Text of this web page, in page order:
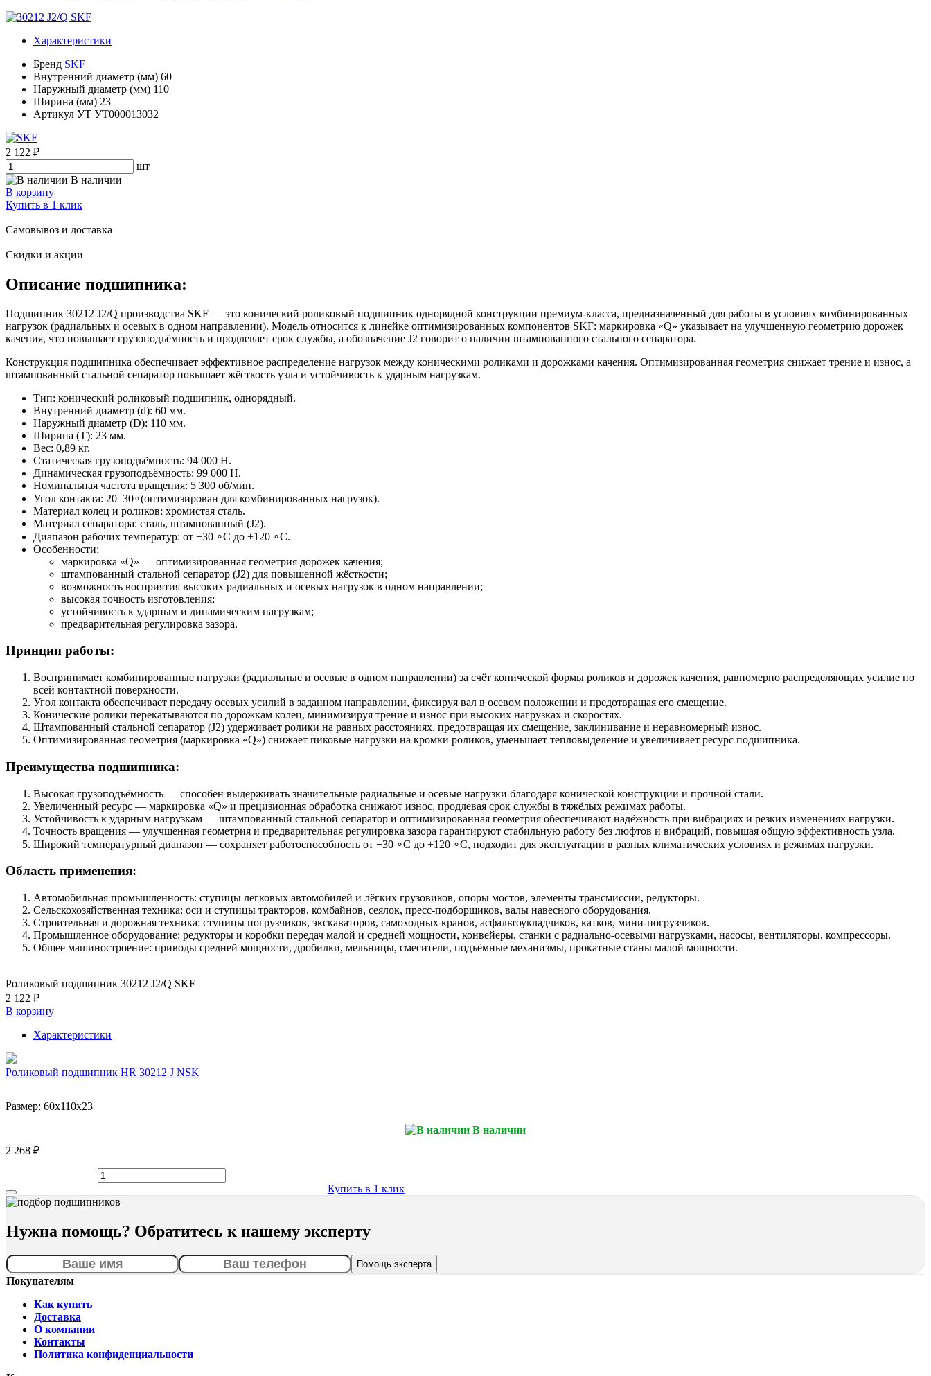
Характеристики
Бренд SKF
Внутренний диаметр (мм) 60
Наружный диаметр (мм) 110
Ширина (мм) 23
Артикул УТ УТ000013032
2 122 ₽
шт
В наличии
В корзину
Купить в 1 клик
Самовывоз и доставка
Скидки и акции
Описание подшипника:
Подшипник 30212 J2/Q производства SKF — это конический роликовый подшипник однорядной конструкции премиум‑класса, предназначенный для работы в условиях комбинированных
нагрузок (радиальных и осевых в одном направлении). Модель относится к линейке оптимизированных компонентов SKF: маркировка «Q» указывает на улучшенную геометрию дорожек
качения, что повышает грузоподъёмность и продлевает срок службы, а обозначение J2 говорит о наличии штампованного стального сепаратора.
Конструкция подшипника обеспечивает эффективное распределение нагрузок между коническими роликами и дорожками качения. Оптимизированная геометрия снижает трение и износ, а
штампованный стальной сепаратор повышает жёсткость узла и устойчивость к ударным нагрузкам.
Тип: конический роликовый подшипник, однорядный.
Внутренний диаметр (d): 60 мм.
Наружный диаметр (D): 110 мм.
Ширина (T): 23 мм.
Вес: 0,89 кг.
Статическая грузоподъёмность: 94 000 Н.
Динамическая грузоподъёмность: 99 000 Н.
Номинальная частота вращения: 5 300 об/мин.
Угол контакта: 20–30∘(оптимизирован для комбинированных нагрузок).
Материал колец и роликов: хромистая сталь.
Материал сепаратора: сталь, штампованный (J2).
Диапазон рабочих температур: от −30 ∘C до +120 ∘C.
Особенности:
маркировка «Q» — оптимизированная геометрия дорожек качения;
штампованный стальной сепаратор (J2) для повышенной жёсткости;
возможность восприятия высоких радиальных и осевых нагрузок в одном направлении;
высокая точность изготовления;
устойчивость к ударным и динамическим нагрузкам;
предварительная регулировка зазора.
Принцип работы:
Воспринимает комбинированные нагрузки (радиальные и осевые в одном направлении) за счёт конической формы роликов и дорожек качения, равномерно распределяющих усилие по
всей контактной поверхности.
Угол контакта обеспечивает передачу осевых усилий в заданном направлении, фиксируя вал в осевом положении и предотвращая его смещение.
Конические ролики перекатываются по дорожкам колец, минимизируя трение и износ при высоких нагрузках и скоростях.
Штампованный стальной сепаратор (J2) удерживает ролики на равных расстояниях, предотвращая их смещение, заклинивание и неравномерный износ.
Оптимизированная геометрия (маркировка «Q») снижает пиковые нагрузки на кромки роликов, уменьшает тепловыделение и увеличивает ресурс подшипника.
Преимущества подшипника:
Высокая грузоподъёмность — способен выдерживать значительные радиальные и осевые нагрузки благодаря конической конструкции и прочной стали.
Увеличенный ресурс — маркировка «Q» и прецизионная обработка снижают износ, продлевая срок службы в тяжёлых режимах работы.
Устойчивость к ударным нагрузкам — штампованный стальной сепаратор и оптимизированная геометрия обеспечивают надёжность при вибрациях и резких изменениях нагрузки.
Точность вращения — улучшенная геометрия и предварительная регулировка зазора гарантируют стабильную работу без люфтов и вибраций, повышая общую эффективность узла.
Широкий температурный диапазон — сохраняет работоспособность от −30 ∘C до +120 ∘C, подходит для эксплуатации в разных климатических условиях и режимах нагрузки.
Область применения:
Автомобильная промышленность: ступицы легковых автомобилей и лёгких грузовиков, опоры мостов, элементы трансмиссии, редукторы.
Сельскохозяйственная техника: оси и ступицы тракторов, комбайнов, сеялок, пресс‑подборщиков, валы навесного оборудования.
Строительная и дорожная техника: ступицы погрузчиков, экскаваторов, самоходных кранов, асфальтоукладчиков, катков, мини‑погрузчиков.
Промышленное оборудование: редукторы и коробки передач малой и средней мощности, конвейеры, станки с радиально‑осевыми нагрузками, насосы, вентиляторы, компрессоры.
Общее машиностроение: приводы средней мощности, дробилки, мельницы, смесители, подъёмные механизмы, прокатные станы малой мощности.
Роликовый подшипник 30212 J2/Q SKF
2 122 ₽
В корзину
Характеристики
Роликовый подшипник HR 30212 J NSK
Размер: 60x110x23
В наличии
2 268 ₽
Купить в 1 клик
Нужна помощь? Обратитесь к нашему эксперту
Покупателям
Как купить
Доставка
О компании
Контакты
Политика конфиденциальности